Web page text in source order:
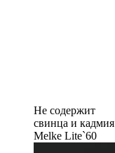
Не содержит
свинца и кадмия
Melke Lite`60